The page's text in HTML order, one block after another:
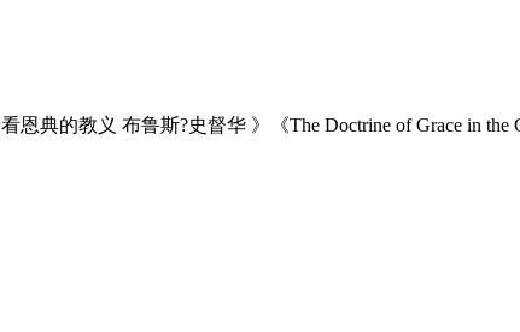
典的教义 布鲁斯?史督华 》《The Doctrine of Grace in the